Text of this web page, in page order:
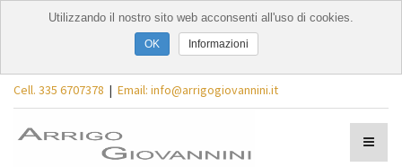
Cell. 335 6707378 | Email: info@arrigogiovannini.it
Utilizzando il nostro sito web acconsenti all'uso di cookies.
Informazioni